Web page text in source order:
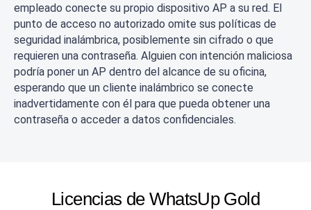
empleado conecte su propio dispositivo AP a su red. El
punto de acceso no autorizado omite sus políticas de
seguridad inalámbrica, posiblemente sin cifrado o que
requieren una contraseña. Alguien con intención maliciosa
podría poner un AP dentro del alcance de su oficina,
esperando que un cliente inalámbrico se conecte
inadvertidamente con él para que pueda obtener una
contraseña o acceder a datos confidenciales.
Licencias de WhatsUp Gold